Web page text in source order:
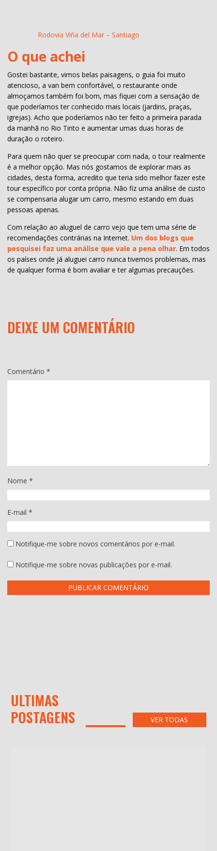
Rodovia Viña del Mar – Santiago
O que achei
Gostei bastante, vimos belas paisagens, o guia foi muito
atencioso, a van bem confortável, o restaurante onde
almoçamos também foi bom, mas fiquei com a sensação de
que poderíamos ter conhecido mais locais (jardins, praças,
igrejas). Acho que poderíamos não ter feito a primeira parada
da manhã no Rio Tinto e aumentar umas duas horas de
duração o roteiro.
Para quem não quer se preocupar com nada, o tour realmente
é a melhor opção. Mas nós gostamos de explorar mais as
cidades, desta forma, acredito que teria sido melhor fazer este
tour específico por conta própria. Não fiz uma análise de custo
se compensaria alugar um carro, mesmo estando em duas
pessoas apenas.
Com relação ao aluguel de carro vejo que tem uma série de
recomendações contrárias na Internet. Um dos blogs que
pesquisei faz uma análise que vale a pena olhar. Em todos
os países onde já aluguei carro nunca tivemos problemas, mas
de qualquer forma é bom avaliar e ter algumas precauções.
DEIXE UM COMENTÁRIO
Comentário *
Nome *
E-mail *
Notifique-me sobre novos comentários por e-mail.
Notifique-me sobre novas publicações por e-mail.
ULTIMAS
POSTAGENS
VER TODAS